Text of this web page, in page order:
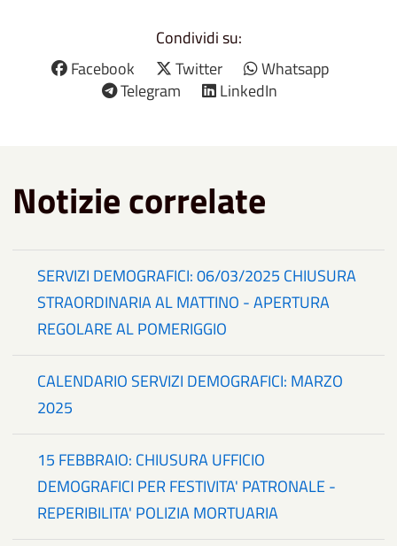
Condividi su:
Facebook
Twitter
Whatsapp
Telegram
LinkedIn
Notizie correlate
SERVIZI DEMOGRAFICI: 06/03/2025 CHIUSURA
STRAORDINARIA AL MATTINO - APERTURA
REGOLARE AL POMERIGGIO
CALENDARIO SERVIZI DEMOGRAFICI: MARZO
2025
15 FEBBRAIO: CHIUSURA UFFICIO
DEMOGRAFICI PER FESTIVITA' PATRONALE -
REPERIBILITA' POLIZIA MORTUARIA